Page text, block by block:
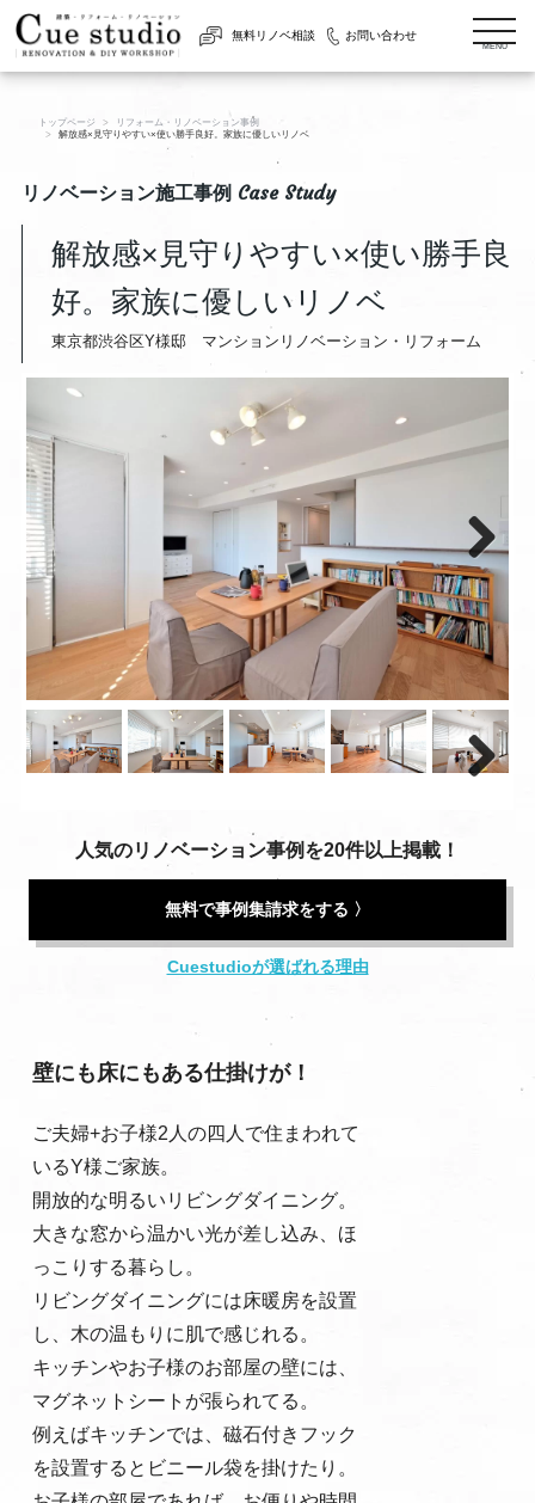
無料リノベ相談 お問い合わせ
MENU
トップページ
リフォーム・リノベーション事例
解放感×見守りやすい×使い勝手良好。家族に優しいリノベ
リノベーション施工事例 Case Study
解放感×見守りやすい×使い勝手良
好。家族に優しいリノベ
東京都渋谷区Y様邸 マンションリノベーション・リフォーム
Next
人気のリノベーション事例を20件以上掲載！
無料で事例集請求をする 〉
Cuestudioが選ばれる理由
壁にも床にもある仕掛けが！
ご夫婦+お子様2人の四人で住まわれて
いるY様ご家族。
開放的な明るいリビングダイニング。
大きな窓から温かい光が差し込み、ほ
っこりする暮らし。
リビングダイニングには床暖房を設置
し、木の温もりに肌で感じれる。
キッチンやお子様のお部屋の壁には、
マグネットシートが張られてる。
例えばキッチンでは、磁石付きフック
を設置するとビニール袋を掛けたり。